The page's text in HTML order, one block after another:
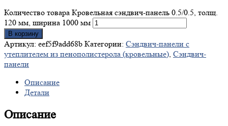
Количество товара Кровельная сэндвич-панель 0.5/0.5, толщ.
120 мм, ширина 1000 мм
В корзину
Артикул: eef5f9add68b Категории: Сэндвич-панели с
утеплителем из пенополистерола (кровельные), Сэндвич-
панели
Описание
Детали
Описание